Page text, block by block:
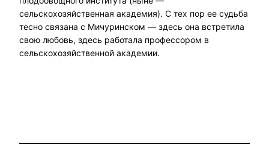
сельскохозяйственная академия). С тех пор ее судьба
тесно связана с Мичуринском — здесь она встретила
свою любовь, здесь работала профессором в
сельскохозяйственной академии.